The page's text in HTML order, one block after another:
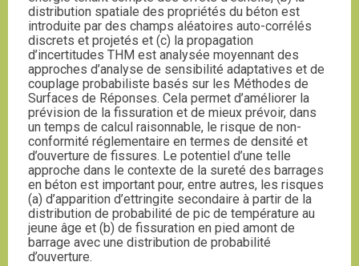
distribution spatiale des propriétés du béton est
introduite par des champs aléatoires auto-corrélés
discrets et projetés et (c) la propagation
d’incertitudes THM est analysée moyennant des
approches d’analyse de sensibilité adaptatives et de
couplage probabiliste basés sur les Méthodes de
Surfaces de Réponses. Cela permet d’améliorer la
prévision de la fissuration et de mieux prévoir, dans
un temps de calcul raisonnable, le risque de non-
conformité réglementaire en termes de densité et
d’ouverture de fissures. Le potentiel d’une telle
approche dans le contexte de la sureté des barrages
en béton est important pour, entre autres, les risques
(a) d’apparition d’ettringite secondaire à partir de la
distribution de probabilité de pic de température au
jeune âge et (b) de fissuration en pied amont de
barrage avec une distribution de probabilité
d’ouverture.